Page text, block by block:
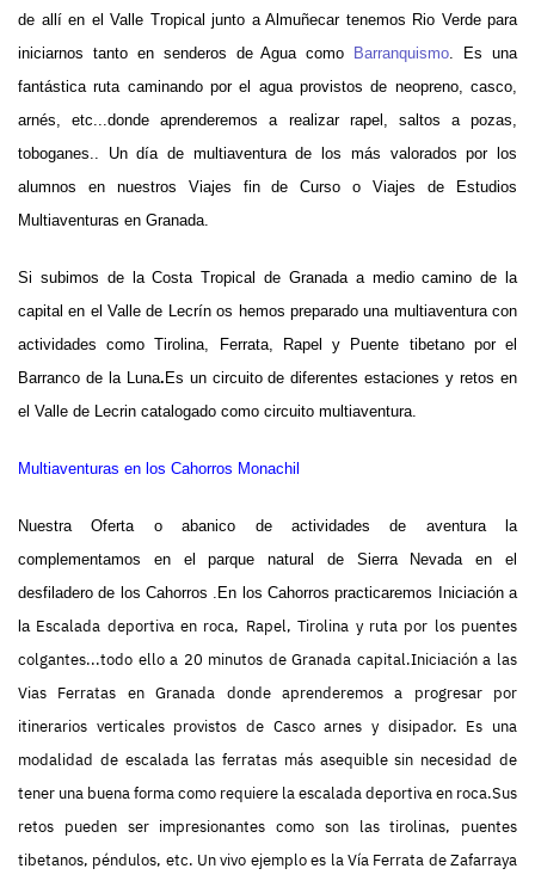
de allí en el Valle Tropical junto a Almuñecar tenemos Rio Verde para
iniciarnos tanto en senderos de Agua como
Barranquismo. Es una
fantástica ruta caminando por el agua provistos de neopreno, casco,
arnés, etc...donde aprenderemos a realizar rapel, saltos a pozas,
toboganes.. Un día de multiaventura de los más valorados por los
alumnos en nuestros Viajes fin de Curso o Viajes de Estudios
Multiaventuras en Granada.
Si subimos de la Costa Tropical de Granada a medio camino de la
capital en el Valle de Lecrín os hemos preparado una multiaventuracon
actividades como Tirolina, Ferrata, Rapel y Puente tibetano por el
Barranco de la Luna. Es un circuito de diferentes estaciones y retos en
el Valle de Lecrin catalogado como circuito multiaventura.
Multiaventuras en los Cahorros Monachil
Nuestra Oferta o abanico de actividades de aventura la
complementamos en el parque natural de Sierra Nevada en el
desfiladero de los Cahorros .En los Cahorros practicaremos Iniciación a
laEscalada deportiva en roca, Rapel, Tirolina y ruta por los puentes
colgantes...todo ello a 20 minutos de Granada capital.Iniciación a las
Vias Ferratas en Granada donde aprenderemos a progresar por
itinerarios verticales provistos de Casco arnes y disipador. Es una
modalidad de escalada las ferratas más asequible sin necesidad de
tener una buena forma como requiere la escalada deportiva en roca.Sus
retos pueden ser impresionantes como son las tirolinas, puentes
tibetanos, péndulos, etc. Un vivo ejemplo es la Vía Ferrata de Zafarraya